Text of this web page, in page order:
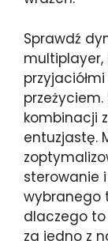
Sprawdź
kombinacji
entuzjastę.
sterowanie
wybranego
dlaczego
za jedno z